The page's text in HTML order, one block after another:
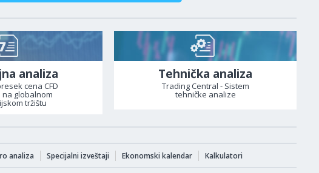
analiza
cena CFD
globalnom
tržištu
Tehnička analiza
Trading Central - Sistem
tehničke analize
analiza Specijalni izveštaji Ekonomski kalendar Kalkulatori